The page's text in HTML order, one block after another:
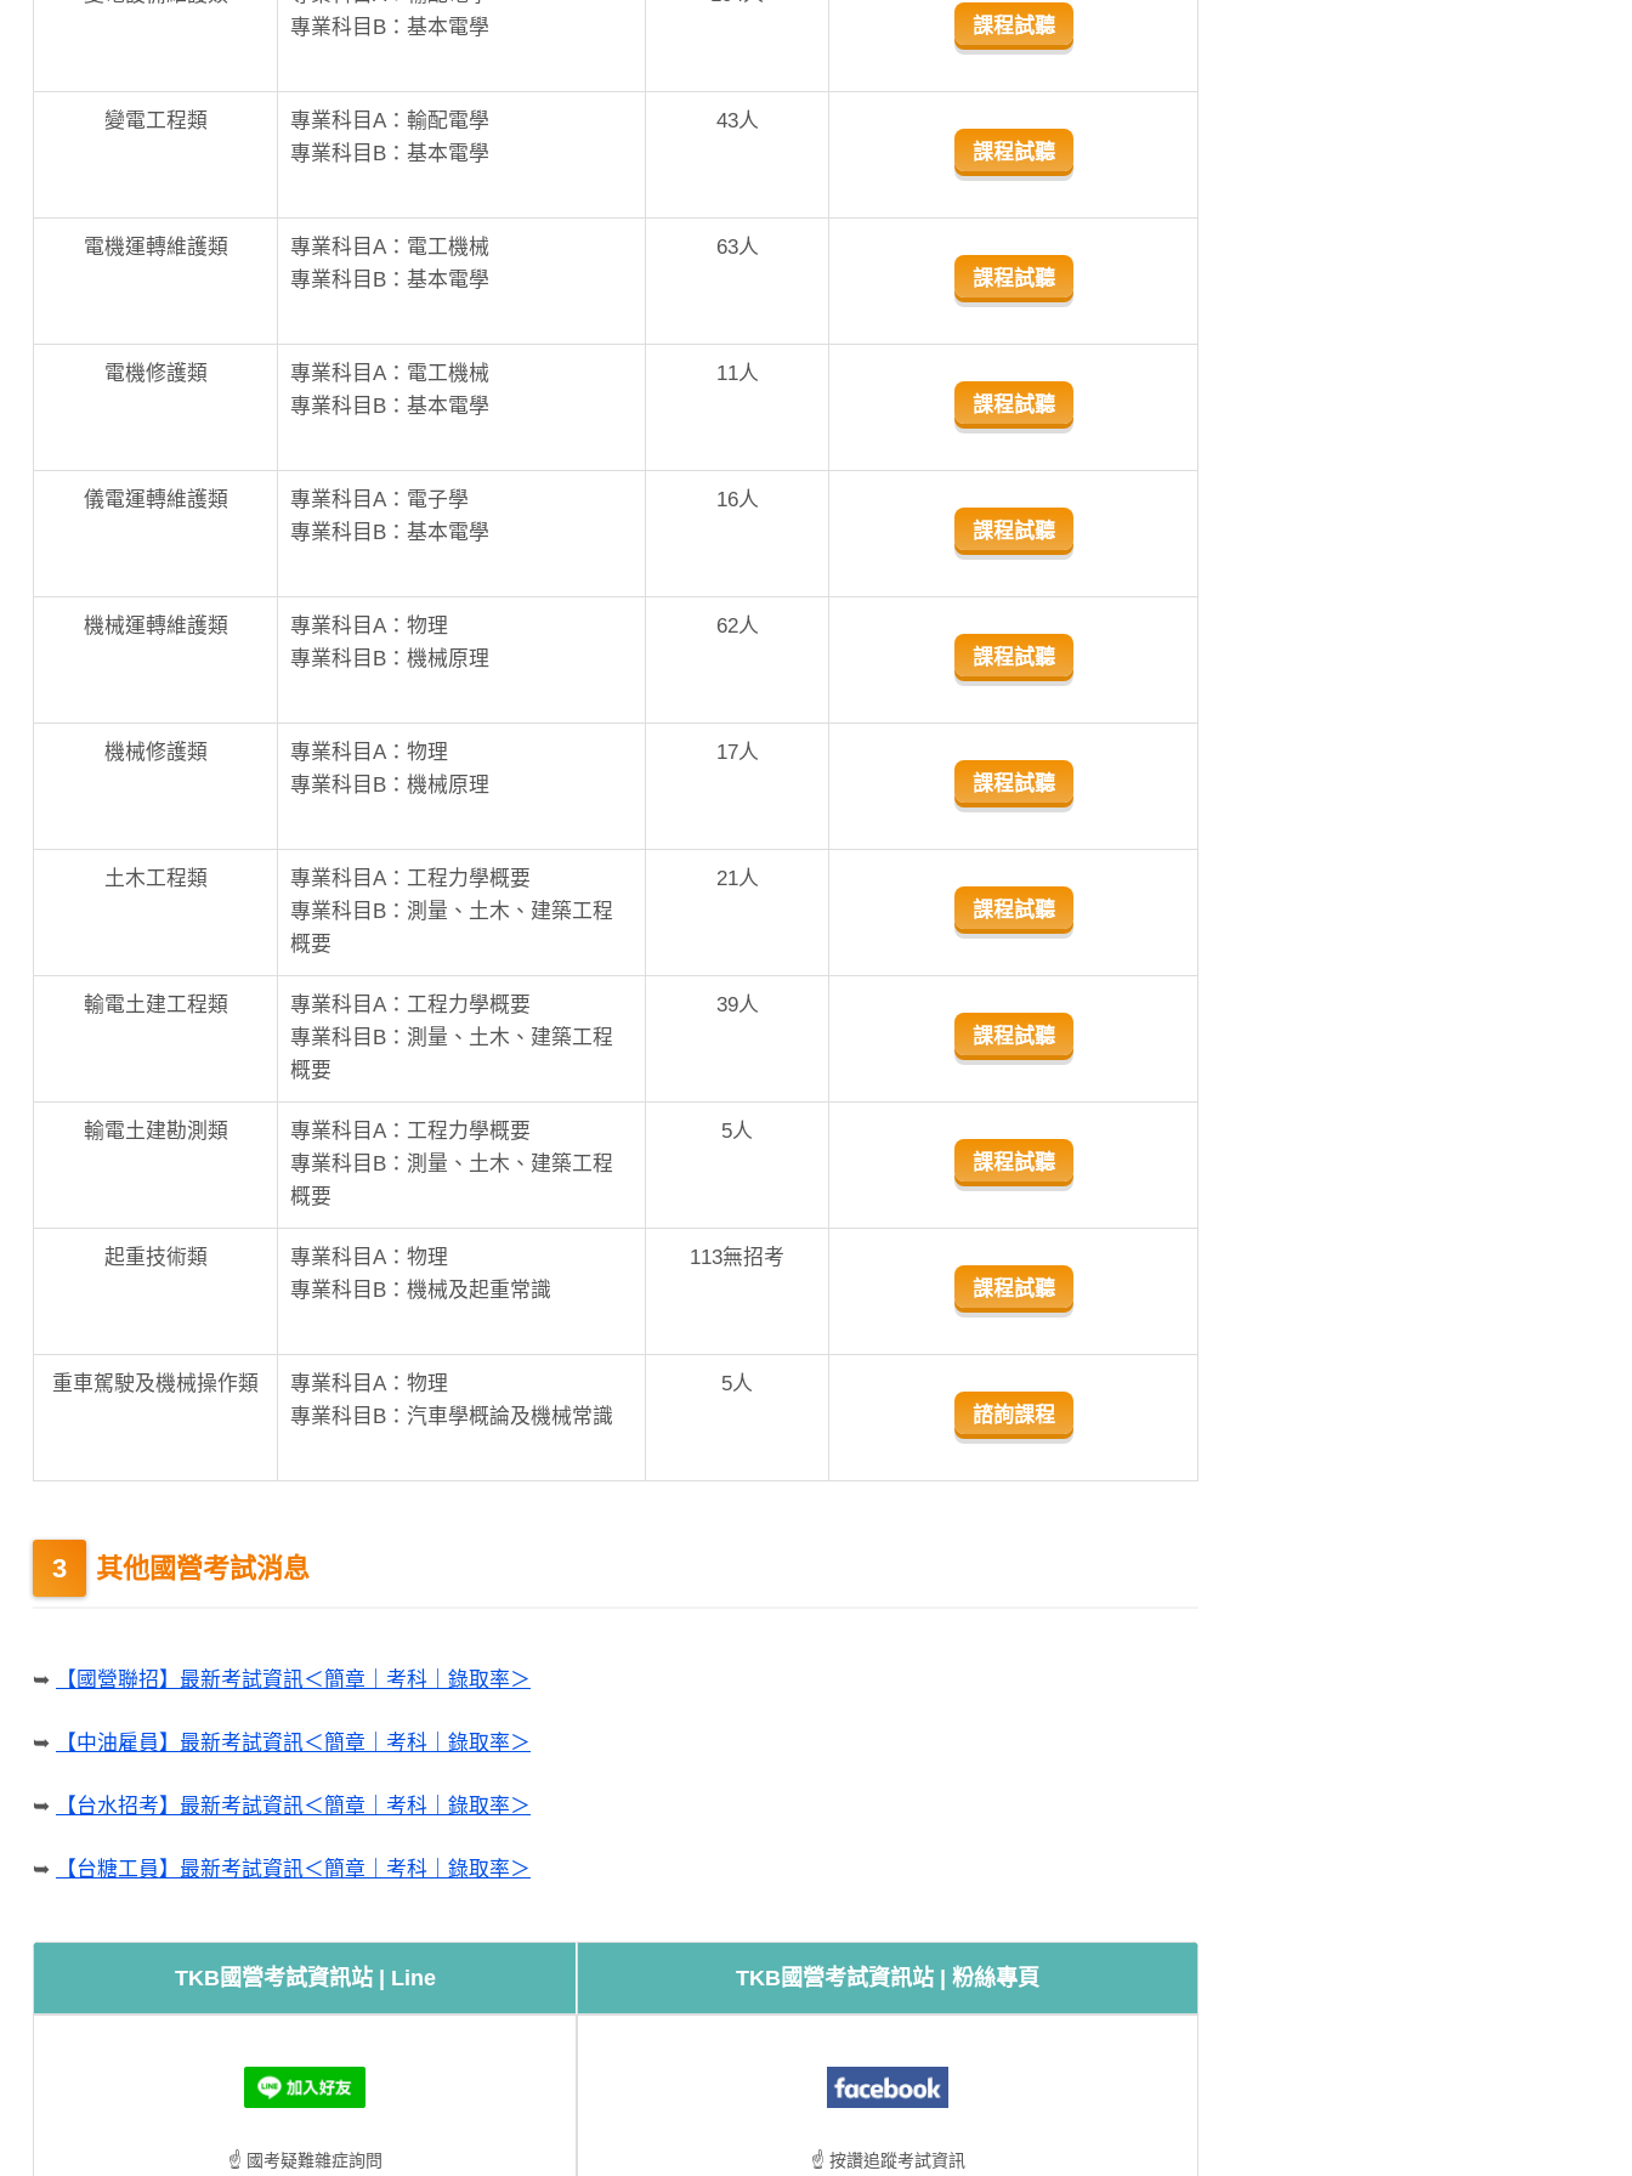
專業科目B：基本電學
課程試聽
變電工程類
專業科目A：輸配電學
專業科目B：基本電學
43人
課程試聽
電機運轉維護類
專業科目A：電工機械
專業科目B：基本電學
63人
課程試聽
電機修護類
專業科目A：電工機械
專業科目B：基本電學
11人
課程試聽
儀電運轉維護類
專業科目A：電子學
專業科目B：基本電學
16人
課程試聽
機械運轉維護類
專業科目A：物理
專業科目B：機械原理
62人
課程試聽
機械修護類
專業科目A：物理
專業科目B：機械原理
17人
課程試聽
土木工程類
專業科目A：工程力學概要
專業科目B：測量、土木、建築工程
概要
21人
課程試聽
輸電土建工程類
專業科目A：工程力學概要
專業科目B：測量、土木、建築工程
概要
39人
課程試聽
輸電土建勘測類
專業科目A：工程力學概要
專業科目B：測量、土木、建築工程
概要
5人
課程試聽
起重技術類
專業科目A：物理
專業科目B：機械及起重常識
113無招考
課程試聽
重車駕駛及機械操作類
專業科目A：物理
專業科目B：汽車學概論及機械常識
5人
諮詢課程
其他國營考試消息
➥ 【國營聯招】最新考試資訊＜簡章｜考科｜錄取率＞
➥ 【中油雇員】最新考試資訊＜簡章｜考科｜錄取率＞
➥ 【台水招考】最新考試資訊＜簡章｜考科｜錄取率＞
➥ 【台糖工員】最新考試資訊＜簡章｜考科｜錄取率＞
TKB國營考試資訊站 | Line TKB國營考試資訊站 | 粉絲專頁
☝ 國考疑難雜症詢問 ☝ 按讚追蹤考試資訊